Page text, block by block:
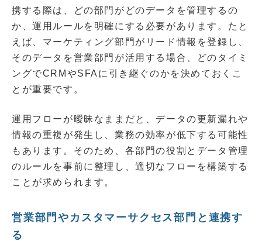
携する際は、どの部門がどのデータを管理するの
か、運用ルールを明確にする必要があります。たと
えば、マーケティング部門がリード情報を登録し、
そのデータを営業部門が活用する場合、どのタイミ
ングでCRMやSFAに引き継ぐのかを決めておくこ
とが重要です。
運用フローが曖昧なままだと、データの更新漏れや
情報の重複が発生し、業務の効率が低下する可能性
もあります。そのため、各部門の役割とデータ管理
のルールを事前に整理し、適切なフローを構築する
ことが求められます。
営業部門やカスタマーサクセス部門と連携す
る